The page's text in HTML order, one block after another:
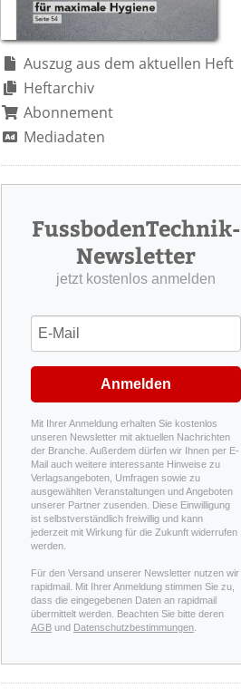
Auszug aus dem aktuellen Heft
Heftarchiv
Abonnement
Mediadaten
FussbodenTechnik-
Newsletter
jetzt kostenlos anmelden
Anmelden
Mit Ihrer Anmeldung erhalten Sie kostenlos
unseren Newsletter mit aktuellen Nachrichten
der Branche. Außerdem dürfen wir Ihnen per E-
Mail auch weitere interessante Hinweise zu
Verlagsangeboten, Umfragen sowie zu
ausgewählten Veranstaltungen und Angeboten
unserer Partner zusenden. Diese Einwilligung
ist selbstverständlich freiwillig und kann
jederzeit mit Wirkung für die Zukunft widerrufen
werden.
Für den Versand unserer Newsletter nutzen wir
rapidmail. Mit Ihrer Anmeldung stimmen Sie zu,
dass die eingegebenen Daten an rapidmail
übermittelt werden. Beachten Sie bitte deren
AGB und Datenschutzbestimmungen.